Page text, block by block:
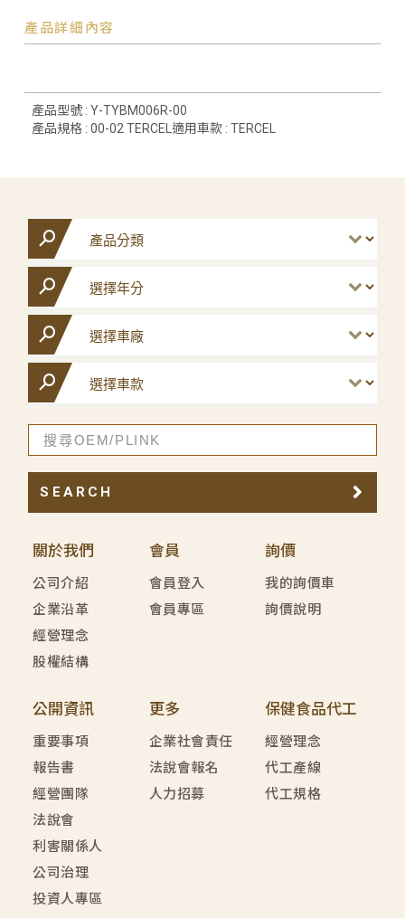
產品詳細內容
產品型號 : Y-TYBM006R-00
產品規格 : 00-02 TERCEL適用車款 : TERCEL
關於我們
公司介紹
企業沿革
經營理念
股權結構
會員
會員登入
會員專區
詢價
我的詢價車
詢價說明
公開資訊
重要事項
報告書
經營團隊
法說會
利害關係人
公司治理
投資人專區
更多
企業社會責任
法說會報名
人力招募
保健食品代工
經營理念
代工產線
代工規格
SEARCH